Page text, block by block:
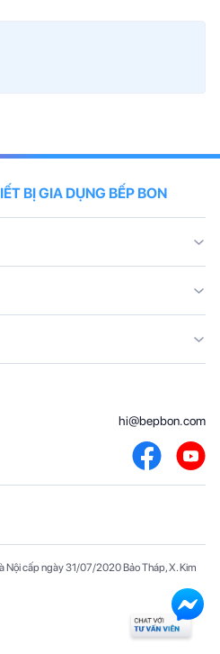
BỊ GIA DỤNG BẾP BON
hi@bepbon.com
cấp ngày 31/07/2020 Bảo Tháp, X. Kim